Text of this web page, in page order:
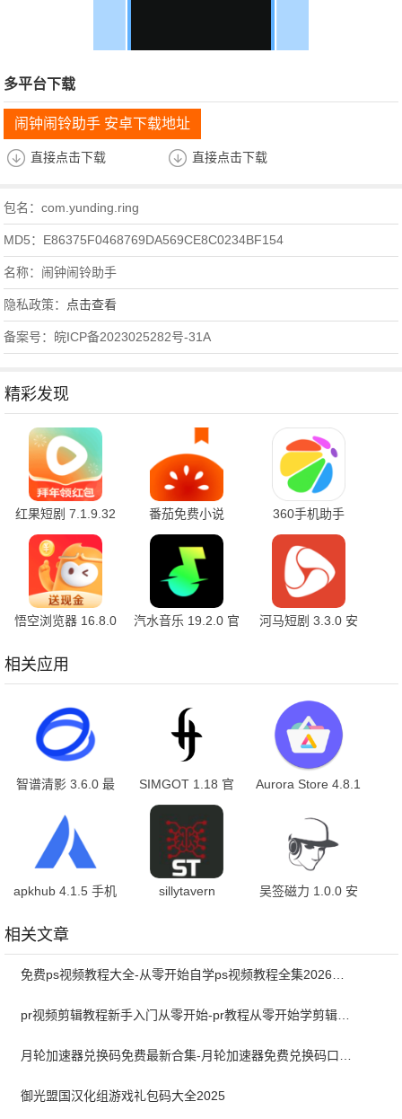
多平台下载
闹钟闹铃助手 安卓下载地址
直接点击下载 直接点击下载
包名：com.yunding.ring
MD5：E86375F0468769DA569CE8C0234BF154
名称：闹钟闹铃助手
隐私政策： 点击查看
备案号：皖ICP备2023025282号-31A
精彩发现
红果短剧 7.1.9.32
官方版
番茄免费小说
7.1.9.32 安卓版
360手机助手
10.2.2 官方版
悟空浏览器 16.8.0
汽水音乐 19.2.0 官
河马短剧 3.3.0 安
相关应用
智谱清影 3.6.0 最
SIMGOT 1.18 官
方版
Aurora Store 4.8.1
apkhub 4.1.5 手机
sillytavern
吴签磁力 1.0.0 安
相关文章
pr视频剪辑教程新手入门从零开始-pr教程从零开始学剪辑全集免费
御光盟国汉化组游戏礼包码大全2025